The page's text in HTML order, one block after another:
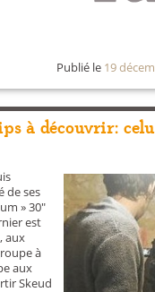
Publié le 19
à découvrir:
de ses
» 30″
est
aux
à
aux
Skeud